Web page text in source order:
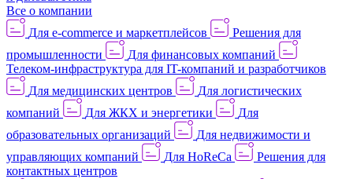
Все о компании
Для e-commerce и маркетплейсов
Решения для
промышленности
Для финансовых компаний
Телеком-инфраструктура для IT-компаний и разработчиков
Для медицинских центров
Для логистических
компаний
Для ЖКХ и энергетики
Для
образовательных организаций
Для недвижимости и
управляющих компаний
Для HoReCa
Решения для
контактных центров